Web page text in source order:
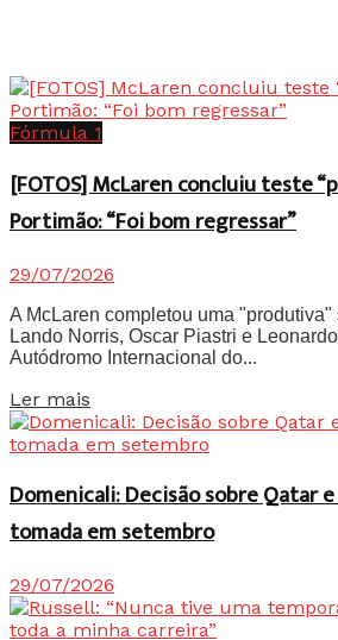
Fórmula 1
[FOTOS] McLaren concluiu teste
Portimão: “Foi bom regressar”
29/07/2026
A McLaren completou uma
Lando Norris, Oscar Piastri e
Autódromo Internacional do...
Ler mais
Domenicali: Decisão sobre Qatar
tomada em setembro
29/07/2026